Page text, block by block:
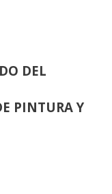
DEL
PINTURA Y